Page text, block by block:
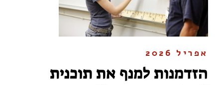
אפריל 2026
הזדמנות למנף את תוכנית